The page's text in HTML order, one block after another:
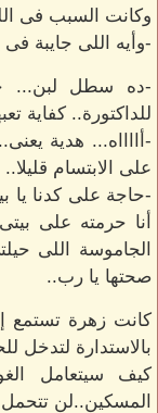
وكانت السبب فى
-وأيه اللى جايبة
-ده سطل لبن...
للداكتورة.. كفاية
-أااااه... هدية
على الابتسام
-حاجة على كدنا يا
أنا حرمته على
الجاموسة اللى
صحتها يا رب..
كانت زهرة تستمع
بالاستدارة لتدخل
كيف سيتعامل
المسكين..لن